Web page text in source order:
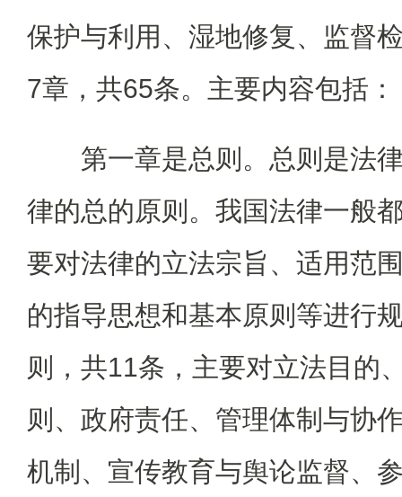
保护与利用、湿地修复、监督
7章，共65条。主要内容包括：
第一章是总则。总则是法
律的总的原则。我国法律一般
要对法律的立法宗旨、适用范
的指导思想和基本原则等进行
则，共11条，主要对立法目的
则、政府责任、管理体制与协
机制、宣传教育与舆论监督、